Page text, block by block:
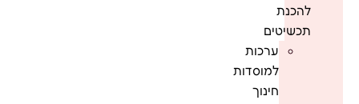
להכנת
תכשיטים
ערכות
למוסדות
חינוך